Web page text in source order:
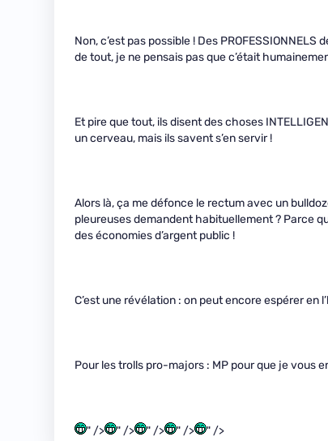
Non, c’est pas possible ! Des
de tout, je ne pensais pas que c’était
Et pire que tout, ils disent des choses
un cerveau, mais ils savent s’en servir !
Alors là, ça me défonce le rectum avec un
pleureuses demandent habituellement ? Parce
des économies d’argent public !
C’est une révélation : on peut encore espérer en
Pour les trolls pro-majors : MP pour que je vous
" /> " /> " /> " /> " />